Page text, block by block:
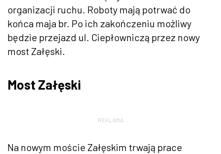
organizacji ruchu. Roboty mają potrwać do
końca maja br. Po ich zakończeniu możliwy
będzie przejazd ul. Ciepłowniczą przez nowy
most Załęski.
Most Załęski
REKLAMA
Na nowym moście Załęskim trwają prace